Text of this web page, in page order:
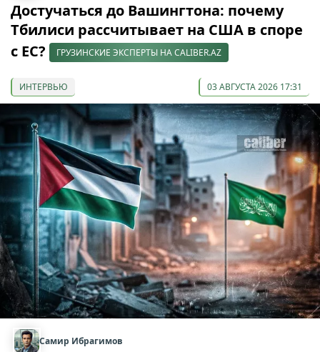
Достучаться до Вашингтона: почему
Тбилиси рассчитывает на США в споре
с ЕС?
ГРУЗИНСКИЕ ЭКСПЕРТЫ НА CALIBER.AZ
ИНТЕРВЬЮ 03 АВГУСТА 2026 17:31
Самир Ибрагимов